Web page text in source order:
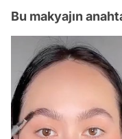
Bu makyajın